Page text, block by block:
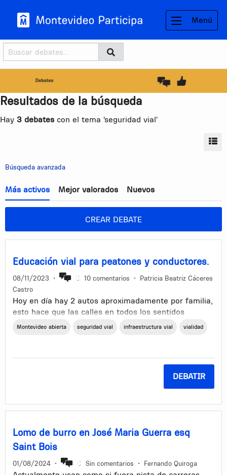
Menú
Buscador
Buscar BUSCAR
Resultados de la búsqueda
Hay 3 debates con el tema 'seguridad vial'
Búsqueda avanzada
Más activos Mejor valorados Nuevos
CREAR DEBATE
Educación vial para peatones y conductores.
08/11/2023 • 10 comentarios •
Patricia Beatriz Cáceres
Castro
Hoy en día hay 2 autos aproximadamente por familia,
esto hace que las calles en todos los sentidos
colapsen.
Montevideo no fue proyectada para el volumen de
angostas, en mal estado...como si hubieran carretas.
Espero que algo mejoren y no esperen que los autos
vuelen.
Montevideo abierta seguridad vial infraestructura vial vialidad
DEBATIR
Lomo de burro en José Maria Guerra esq
Saint Bois
01/08/2024 • Sin comentarios • Fernando Quiroga